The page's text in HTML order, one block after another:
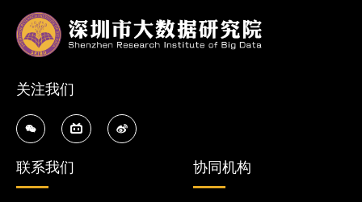
关注我们
联系我们 协同机构